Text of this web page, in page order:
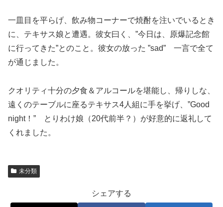
一皿目を平らげ、飲み物コーナーで焼酎を注いでいるとき
に、テキサス娘と遭遇。彼女曰く、”今日は、原爆記念館
に行ってきた”とのこと。彼女の放った ”sad” 一言で全て
が通じました。
クオリティ十分の夕食＆アルコールを堪能し、帰りしな、
遠くのテーブルに座るテキサス4人組に手を挙げ、”Good
night！” とりわけ娘（20代前半？）が好意的に返礼して
くれました。
未分類
シェアする